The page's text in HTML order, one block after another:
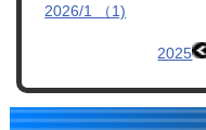
2026/1 （1)
2025